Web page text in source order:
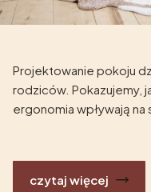
Projektowanie pokoju
rodziców. Pokazujemy,
ergonomia wpływają
czytaj więcej